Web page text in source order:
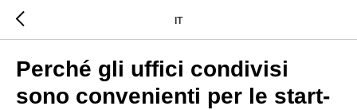
IT
Perché gli uffici condivisi
sono convenienti per le start-